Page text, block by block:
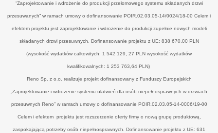
“Zaprojektowanie i wdrożenie do produkcji przełomowego systemu składanych drzwi
przesuwanych” w ramach umowy o dofinansowanie POIR.02.03.05-14/0024/18-00 Celem i
efektem projektu jest zaprojektowanie i wdrożenie do produkcji zupełnie nowych modeli
składanych drzwi przesuwnych. Dofinansowanie projektu z UE: 838 670,00 PLN
(wysokość wydatków całkowitych: 1 542 129, 27 PLN wysokość wydatków
kwalifikowalnych: 1 253 763,64 PLN)
Reno Sp. z o.o. realizuje projekt dofinansowany z Funduszy Europejskich
„Zaprojektowanie i wdrożenie systemu ułatwień dla osób niepełnosprawnych w drzwiach
przesuwnych Reno” w ramach umowy o dofinansowanie POIR.02.03.05-14-0006/19-00
Celem i efektem projektu jest rozszerzenie oferty firmy o nową grupę produktową,
zaspokajającą potrzeby osób niepełnosprawnych. Dofinansowanie projektu z UE: 631